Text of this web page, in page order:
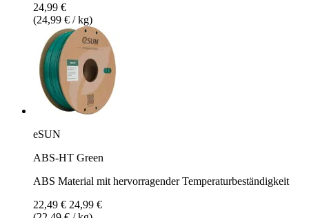
24,99 €
(24,99 € / kg)
eSUN
ABS-HT Green
ABS Material mit hervorragender Temperaturbeständigkeit
22,49 € 24,99 €